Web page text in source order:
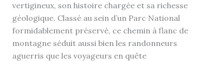
vertigineux, son histoire chargée et sa richesse
géologique. Classé au sein d’un Parc National
formidablement préservé, ce chemin à flanc de
montagne séduit aussi bien les randonneurs
aguerris que les voyageurs en quête